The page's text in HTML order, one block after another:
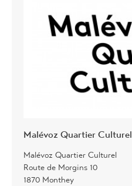
Malévoz Quartier Culturel
Malévoz Quartier Culturel
Route de Morgins 10
1870 Monthey